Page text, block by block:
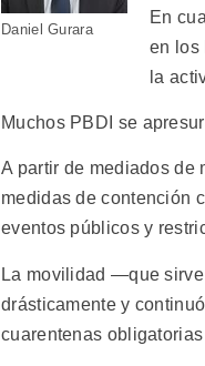
Daniel Gurara
En
en los
la
Muchos PBDI se
A partir de mediados de
medidas de contención
eventos públicos y
La movilidad —que
drásticamente y
cuarentenas